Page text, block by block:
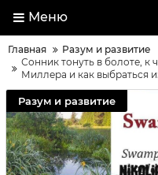
Меню
Главная
Разум и развитие
Сонник тонуть в болоте, к
Миллера и как выбраться
Разум и развитие